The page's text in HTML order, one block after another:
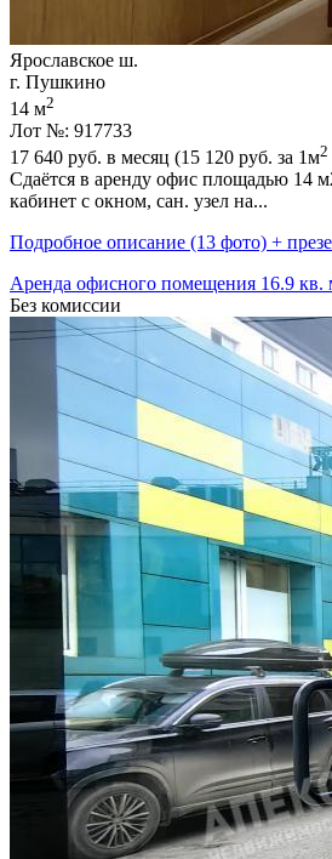
Ярославское ш.
г. Пушкино
14 м2
Лот №: 917733
17 640 руб. в месяц (15 120 руб. за 1м2
Сдаётся в аренду офис площадью 14
кабинет с окном,­ сан. узел на...
Подробное описание (13 фото) +
Аренда офисного помещения 16.9
Без комиссии